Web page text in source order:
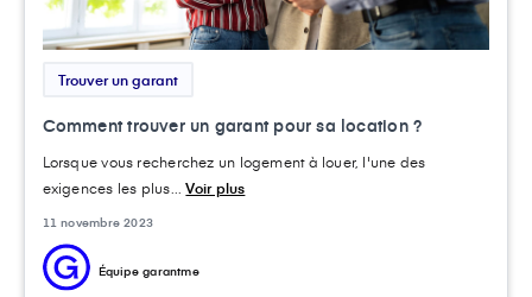
Trouver un garant
Comment trouver un garant pour sa location ?
Lorsque vous recherchez un logement à louer, l'une des
exigences les plus...Voir plus
11 novembre 2023
Équipe garantme